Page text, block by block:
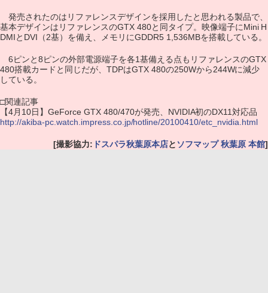
発売されたのはリファレンスデザインを採用したと思われる製品で、
基本デザインはリファレンスのGTX 480と同タイプ。映像端子にMini H
DMIとDVI（2基）を備え、メモリにGDDR5 1,536MBを搭載している。
6ピンと8ピンの外部電源端子を各1基備える点もリファレンスのGTX
480搭載カードと同じだが、TDPはGTX 480の250Wから244Wに減少
している。
□関連記事
【4月10日】GeForce GTX 480/470が発売、NVIDIA初のDX11対応品
http://akiba-pc.watch.impress.co.jp/hotline/20100410/etc_nvidia.html
[撮影協力: ドスパラ秋葉原本店と ソフマップ 秋葉原 本館]